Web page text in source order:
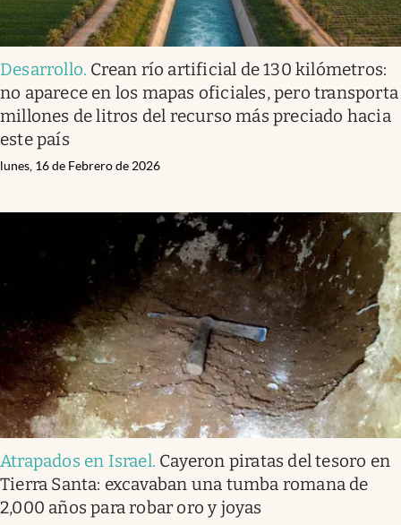
Desarrollo. Crean río artificial de 130 kilómetros:
no aparece en los mapas oficiales, pero transporta
millones de litros del recurso más preciado hacia
este país
lunes, 16 de Febrero de 2026
Atrapados en Israel. Cayeron piratas del tesoro en
Tierra Santa: excavaban una tumba romana de
2,000 años para robar oro y joyas